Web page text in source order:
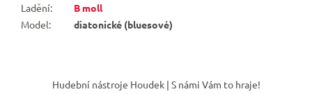
Ladění:
B moll
Model: diatonické (bluesové)
Hudební nástroje Houdek | S námi Vám to hraje!